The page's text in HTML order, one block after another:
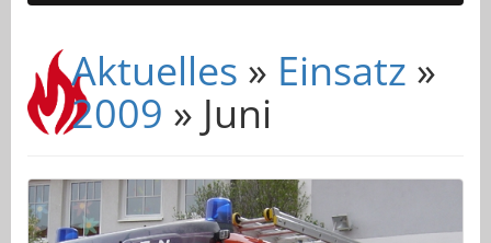
Aktuelles » Einsatz »
2009 » Juni